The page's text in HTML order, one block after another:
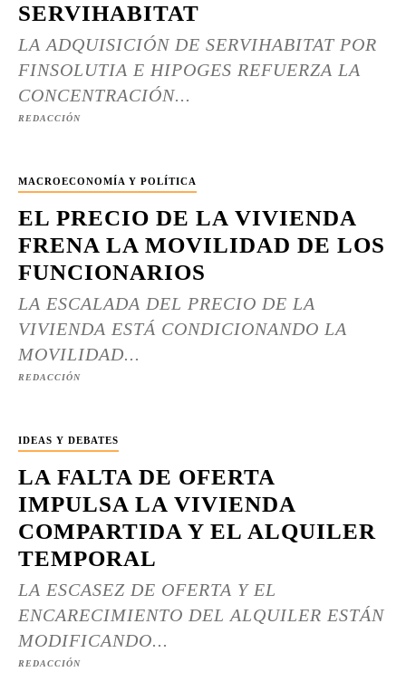
SERVIHABITAT
LA ADQUISICIÓN DE SERVIHABITAT POR
FINSOLUTIA E HIPOGES REFUERZA LA
CONCENTRACIÓN...
REDACCIÓN
MACROECONOMÍA Y POLÍTICA
EL PRECIO DE LA VIVIENDA
FRENA LA MOVILIDAD DE LOS
FUNCIONARIOS
LA ESCALADA DEL PRECIO DE LA
VIVIENDA ESTÁ CONDICIONANDO LA
MOVILIDAD...
REDACCIÓN
IDEAS Y DEBATES
LA FALTA DE OFERTA
IMPULSA LA VIVIENDA
COMPARTIDA Y EL ALQUILER
TEMPORAL
LA ESCASEZ DE OFERTA Y EL
ENCARECIMIENTO DEL ALQUILER ESTÁN
MODIFICANDO...
REDACCIÓN